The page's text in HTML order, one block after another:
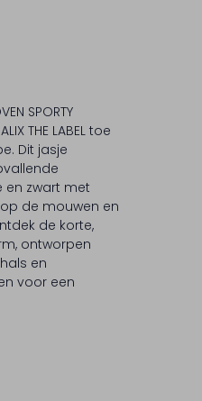
SPORTY
THE LABEL toe
Dit jasje
en zwart met
de mouwen en
de korte,
ontworpen
en
voor een
boorden